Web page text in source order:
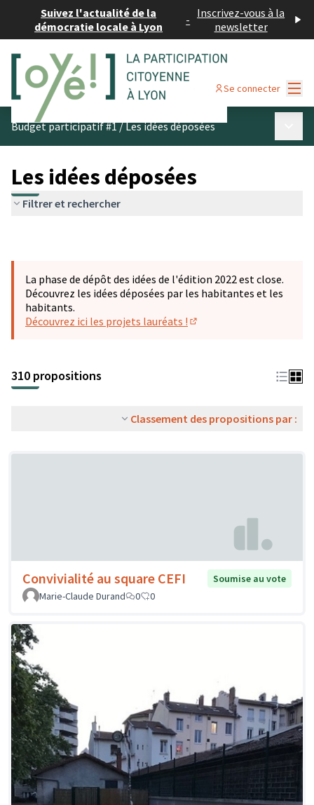
Suivez l'actualité de la
démocratie locale à Lyon
- Inscrivez-vous à la
newsletter
Se connecter
Budget participatif #1/Les idées déposées
Les idées déposées
Filtrer et rechercher
La phase de dépôt des idées de l'édition 2022 est close.
Découvrez les idées déposées par les habitantes et les
habitants.
Découvrez ici les projets lauréats !
310 propositions
Classement des propositions par :
Convivialité au square CEFI
Soumise au vote
Marie-Claude Durand
0 0